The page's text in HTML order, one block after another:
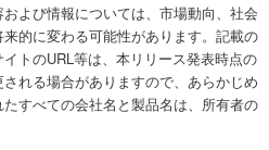
よび情報については、​​市場動向、社会
的に変わる可能性があります。記載の
トのURL等は、​本リリース発表時点の
れる場合がありますので、あらかじめ
すべての会社名と製品名は、所有者の